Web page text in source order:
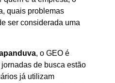
quais problemas
ser considerada uma
, o GEO é
de busca estão
já utilizam